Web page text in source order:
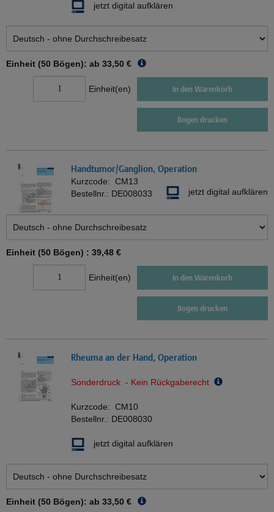
jetzt digital aufklären
Einheit (50 Bögen): ab 33,50 €
Einheit(en) In den Warenkorb
Bogen drucken
Handtumor/Ganglion, Operation
Kurzcode: CM13
Bestellnr.: DE008033 jetzt digital aufklären
Einheit (50 Bögen) : 39,48 €
Einheit(en) In den Warenkorb
Bogen drucken
Rheuma an der Hand, Operation
Sonderdruck - Kein Rückgaberecht
Kurzcode: CM10
Bestellnr.: DE008030
jetzt digital aufklären
Einheit (50 Bögen): ab 33,50 €